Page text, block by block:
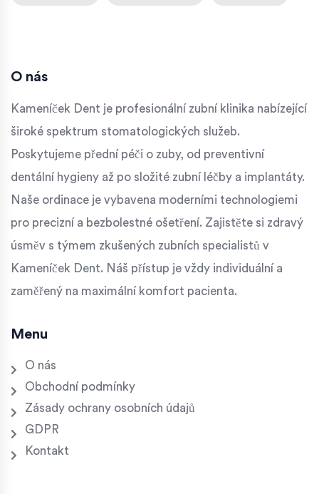
O nás
Kameníček Dent je profesionální zubní klinika nabízející
široké spektrum stomatologických služeb.
Poskytujeme přední péči o zuby, od preventivní
dentální hygieny až po složité zubní léčby a implantáty.
Naše ordinace je vybavena moderními technologiemi
pro precizní a bezbolestné ošetření. Zajistěte si zdravý
úsměv s týmem zkušených zubních specialistů v
Kameníček Dent. Náš přístup je vždy individuální a
zaměřený na maximální komfort pacienta.
Menu
O nás
Obchodní podmínky
Zásady ochrany osobních údajů
GDPR
Kontakt